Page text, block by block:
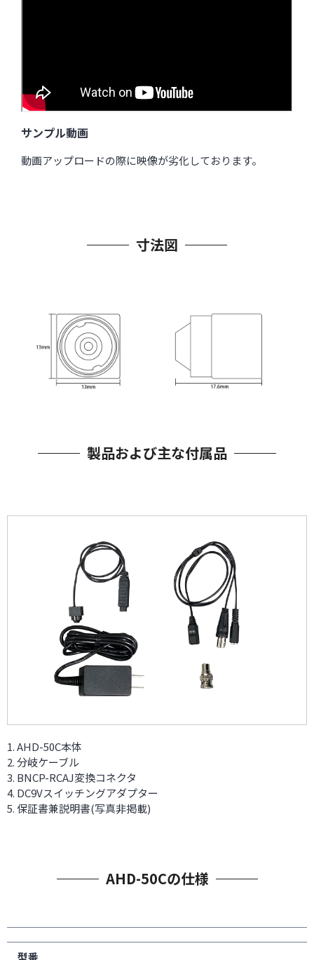
サンプル動画
動画アップロードの際に映像が劣化しております。
寸法図
製品および主な付属品
AHD-50C本体
分岐ケーブル
BNCP-RCAJ変換コネクタ
DC9Vスイッチングアダプター
保証書兼説明書(写真非掲載)
AHD-50Cの仕様